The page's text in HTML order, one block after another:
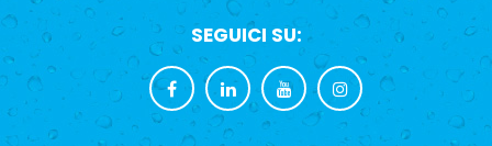
SEGUICI SU: